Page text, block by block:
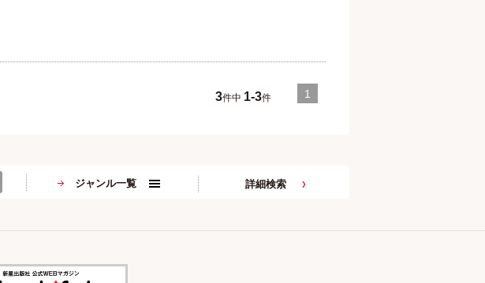
3件中 1-3件 1
ジャンル一覧 詳細検索